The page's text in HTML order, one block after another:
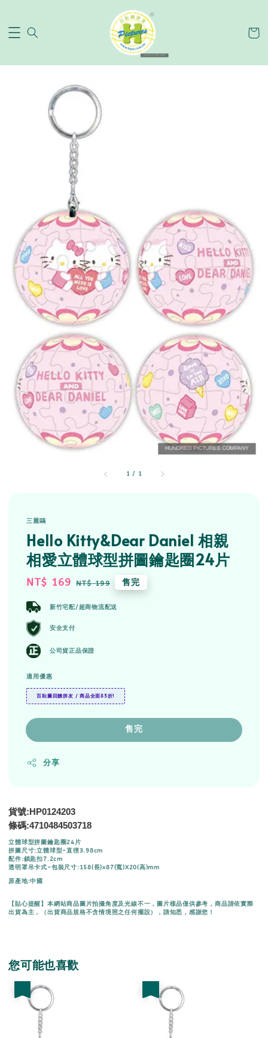
1 / 1
三麗鷗
Hello Kitty&Dear Daniel 相親
相愛立體球型拼圖鑰匙圈24片
Sale
NT$ 169 Regular
NT$ 199 售完
新竹宅配/超商物流配送
安全支付
公司貨正品保證
適用優惠
百耘圖回饋拼友 / 商品全面85折!
售完
分享
貨號:HP0124203
條碼:4710484503718
立體球型拼圖鑰匙圈24片
拼圖尺寸:立體球型-直徑3.98cm
配件:鎖匙扣7.2cm
透明罩吊卡式-包裝尺寸:158(長)x87(寬)X20(高)mm
原產地:中國
【貼心提醒】本網站商品圖片拍攝角度及光線不一，圖片樣品僅供參考，商品請依實際
出貨為主，（出貨商品規格不含情境照之任何擺設），請知悉，感謝您！
您可能也喜歡